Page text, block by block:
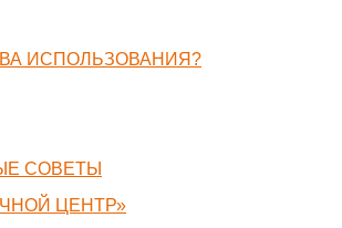
ИСПОЛЬЗОВАНИЯ?
СОВЕТЫ
ЦЕНТР»